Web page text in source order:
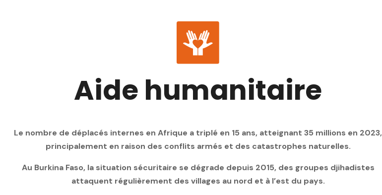
Aide humanitaire
Le nombre de déplacés internes en Afrique a triplé en 15 ans, atteignant 35 millions en 2023,
principalement en raison des conflits armés et des catastrophes naturelles.
Au Burkina Faso, la situation sécuritaire se dégrade depuis 2015, des groupes djihadistes
attaquent régulièrement des villages au nord et à l’est du pays.